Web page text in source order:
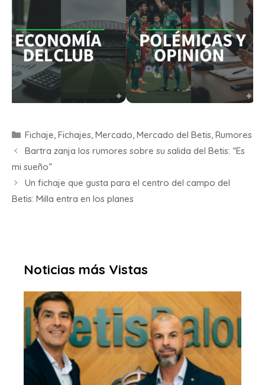
Fichaje, Fichajes, Mercado, Mercado del Betis, Rumores
Bartra zanja los rumores sobre su salida del Betis: “Es
mi sueño”
Un fichaje que gusta para el centro del campo del
Betis: Milla entra en los planes
Noticias más Vistas